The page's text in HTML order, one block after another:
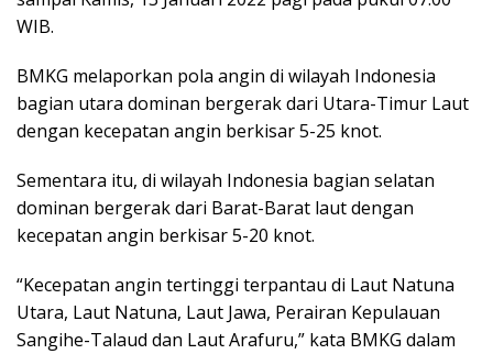
WIB.
BMKG melaporkan pola angin di wilayah Indonesia
bagian utara dominan bergerak dari Utara-Timur Laut
dengan kecepatan angin berkisar 5-25 knot.
Sementara itu, di wilayah Indonesia bagian selatan
dominan bergerak dari Barat-Barat laut dengan
kecepatan angin berkisar 5-20 knot.
“Kecepatan angin tertinggi terpantau di Laut Natuna
Utara, Laut Natuna, Laut Jawa, Perairan Kepulauan
Sangihe-Talaud dan Laut Arafuru,” kata BMKG dalam